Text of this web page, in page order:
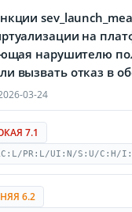
на
нарушителю
вызвать отказ в
03-24
7.1
PR:L/UI:N/S:U/C:H/
6.2